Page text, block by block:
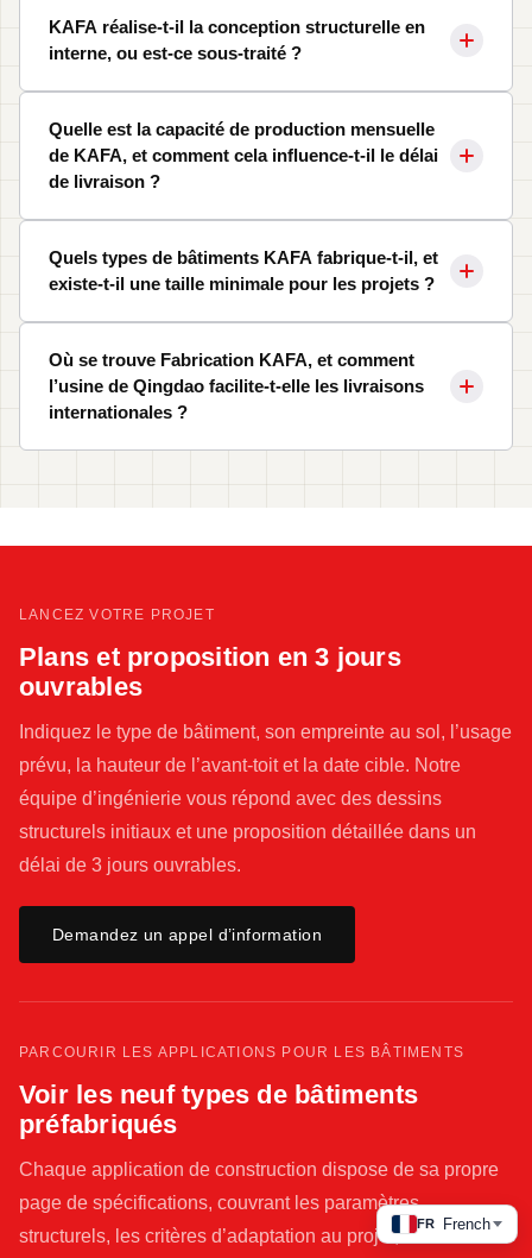
KAFA réalise-t-il la conception structurelle en
interne, ou est-ce sous-traité ?
Quelle est la capacité de production mensuelle
de KAFA, et comment cela influence-t-il le délai
de livraison ?
Quels types de bâtiments KAFA fabrique-t-il, et
existe-t-il une taille minimale pour les projets ?
Où se trouve Fabrication KAFA, et comment
l’usine de Qingdao facilite-t-elle les livraisons
internationales ?
LANCEZ VOTRE PROJET
Plans et proposition en 3 jours
ouvrables
Indiquez le type de bâtiment, son empreinte au sol, l’usage
prévu, la hauteur de l’avant-toit et la date cible. Notre
équipe d’ingénierie vous répond avec des dessins
structurels initiaux et une proposition détaillée dans un
délai de 3 jours ouvrables.
Demandez un appel d’information
PARCOURIR LES APPLICATIONS POUR LES BÂTIMENTS
Voir les neuf types de bâtiments
préfabriqués
Chaque application de construction dispose de sa propre
page de spécifications, couvrant les paramètres
structurels, les critères d’adaptation au projet, des études
FR French